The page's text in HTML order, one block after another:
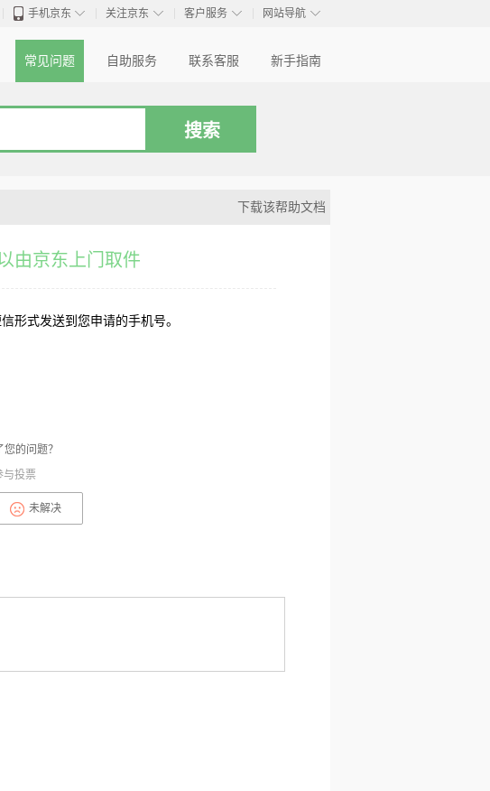
◇
手机京东 ◇
关注京东 ◇
客户服务 ◇
网站导航
常见问题 自助服务 联系客服 新手指南
下载该帮助文档
由京东上门取件
形式发送到您申请的手机号。
的问题？
与投票
未解决